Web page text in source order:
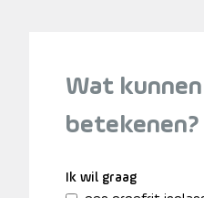
Wat
betekenen?
Ik wil graag